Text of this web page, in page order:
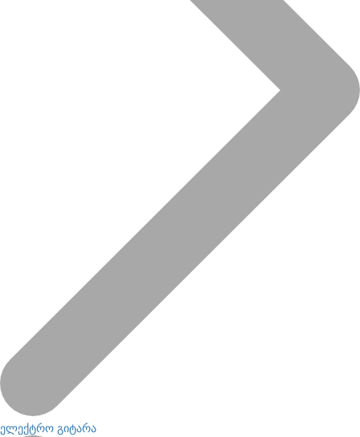
ელექტრო გიტარა